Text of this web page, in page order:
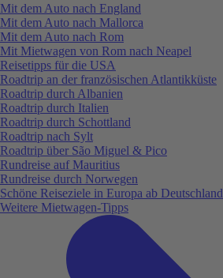
Mit dem Auto nach England
Mit dem Auto nach Mallorca
Mit dem Auto nach Rom
Mit Mietwagen von Rom nach Neapel
Reisetipps für die USA
Roadtrip an der französischen Atlantikküste
Roadtrip durch Albanien
Roadtrip durch Italien
Roadtrip durch Schottland
Roadtrip nach Sylt
Roadtrip über São Miguel & Pico
Rundreise auf Mauritius
Rundreise durch Norwegen
Schöne Reiseziele in Europa ab Deutschland
Weitere Mietwagen-Tipps